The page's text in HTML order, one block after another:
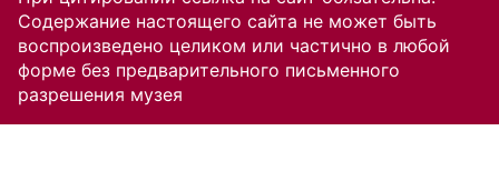
Содержание настоящего сайта не может быть
воспроизведено целиком или частично в любой
форме без предварительного письменного
разрешения музея